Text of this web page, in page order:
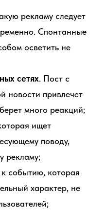
рекламу следует
Спонтанные
осветить не
сетях. Пост с
новости привлечет
много реакций;
ищет
поводу,
рекламу;
событию, которая
характер, не